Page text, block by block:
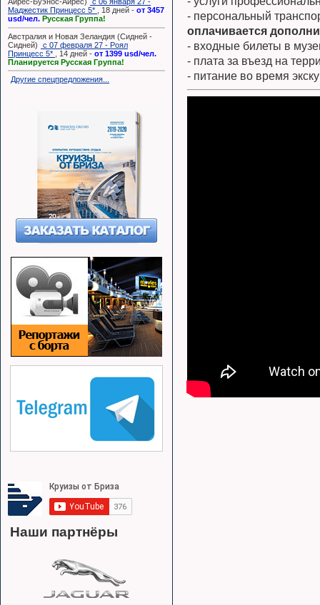
Маджестик Принцесс 5*
, 18 дней - от 3457
usd/чел. Русская Группа!
Австралия и Новая Зеландия (Сидней -
Сидней)
с 07 февраля 27 - Роял
Принцесс 5*
, 14 дней - от 1399 usd/чел.
Планируется Русская Группа!
Другие спецпредложения...
Наши партнёры
- персональный
оплачивается
- входные билеты в
- плата за въезд на
- питание во время